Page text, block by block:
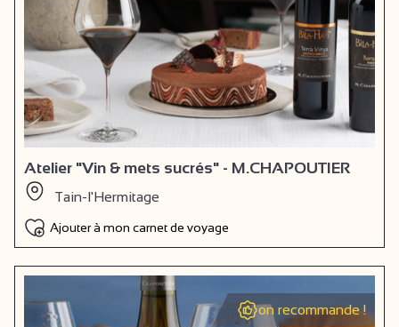
Atelier "Vin & mets sucrés" - M.CHAPOUTIER
Tain-l'Hermitage
Ajouter à mon carnet de voyage
on recommande !